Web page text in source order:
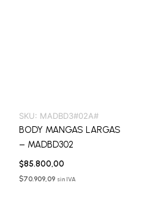
SKU: MADBD3#02A#
BODY MANGAS LARGAS
– MADBD302
$85.800,00
$70.909,09 sin IVA